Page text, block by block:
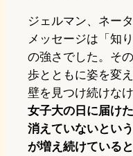
ジェルマン、ネー
メッセージは「知
の強さでした。そ
歩とともに姿を変
壁を見つけ続けな
女子大の日に届け
消えていないとい
が増え続けている